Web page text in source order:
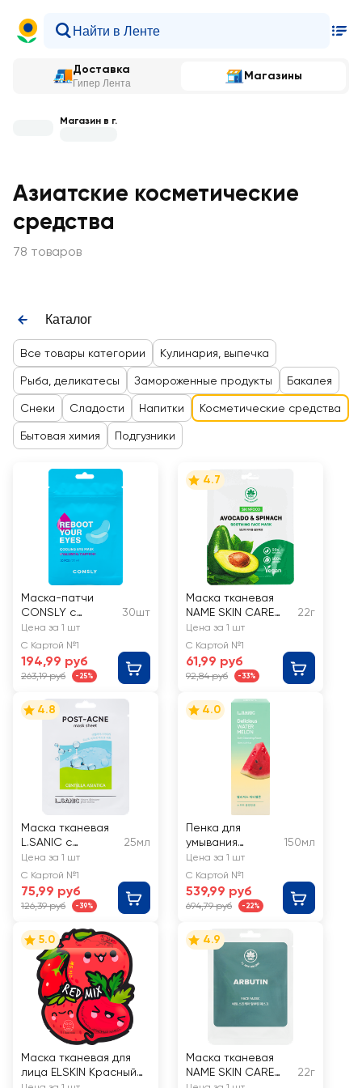
Доставка
Гипер Лента
Магазины
Магазин в г.
Азиатские косметические
средства
78 товаров
Каталог
Все товары категории Кулинария, выпечка
Рыба, деликатесы Замороженные продукты Бакалея
Снеки Сладости Напитки Косметические средства
Бытовая химия Подгузники
Маска-патчи
CONSLY с
кофеином и
гиалуроновой
кислотой
30шт
Цена за 1 шт
С Картой №1
194,99 руб
263,19 руб -25%
4.7
Маска тканевая
NAME SKIN CARE
Skinfood Авокадо и
шпинат
22г
Цена за 1 шт
С Картой №1
61,99 руб
92,84 руб -33%
4.8
Маска тканевая
L.SANIC с
экстрактом
центеллы
азиатской для
проблемной кожи
25мл
Цена за 1 шт
С Картой №1
75,99 руб
126,39 руб -39%
4.0
Пенка для
умывания
L.SANIC с
сочным
ароматом
арбуза
150мл
Цена за 1 шт
С Картой №1
539,99 руб
694,79 руб -22%
5.0
Маска тканевая для
лица ELSKIN Красный
4.9
Маска тканевая
NAME SKIN CARE
22г